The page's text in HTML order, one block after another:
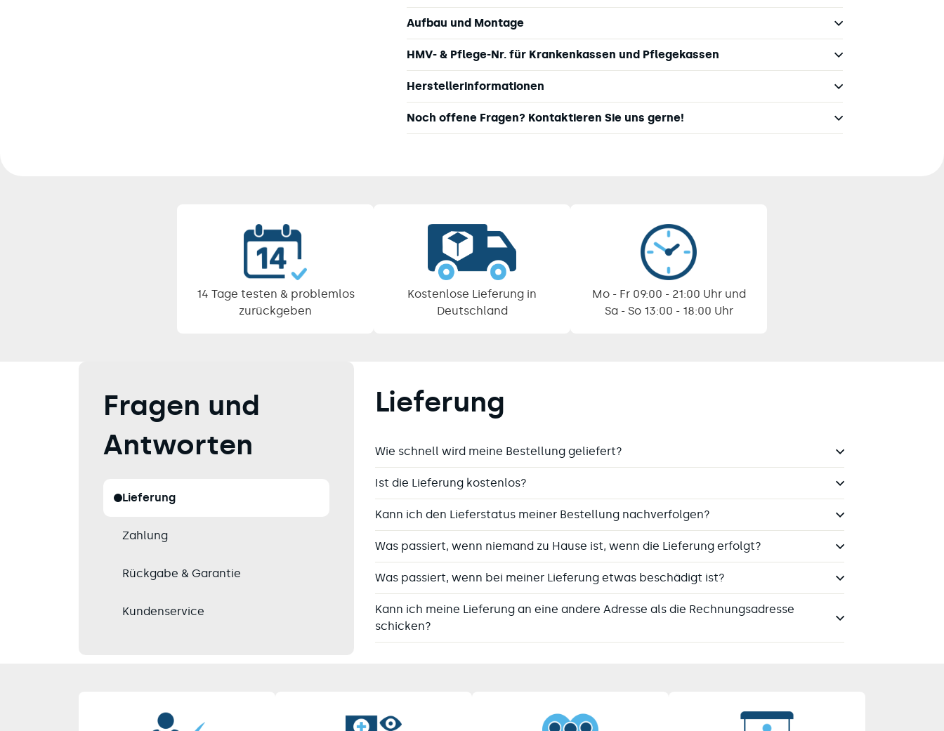
Aufbau und Montage
HMV- & Pflege-Nr. für Krankenkassen und Pflegekassen
Herstellerinformationen
Noch offene Fragen? Kontaktieren Sie uns gerne!
14 Tage testen & problemlos
zurückgeben
Kostenlose Lieferung in
Deutschland
Mo - Fr 09:00 - 21:00 Uhr und
Sa - So 13:00 - 18:00 Uhr
Fragen und
Antworten
Lieferung
Zahlung
Rückgabe & Garantie
Kundenservice
Lieferung
Wie schnell wird meine Bestellung geliefert?
Ist die Lieferung kostenlos?
Kann ich den Lieferstatus meiner Bestellung nachverfolgen?
Was passiert, wenn niemand zu Hause ist, wenn die Lieferung erfolgt?
Was passiert, wenn bei meiner Lieferung etwas beschädigt ist?
Kann ich meine Lieferung an eine andere Adresse als die Rechnungsadresse
schicken?